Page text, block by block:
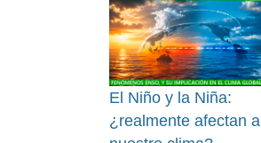
El Niño y la Niña:
¿realmente afectan a